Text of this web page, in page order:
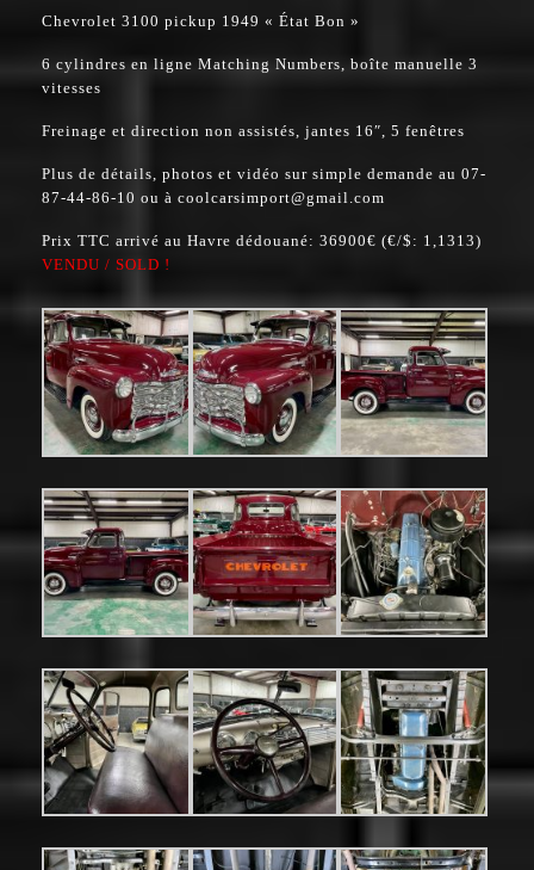
Chevrolet 3100 pickup 1949 « État Bon »
6 cylindres en ligne Matching Numbers, boîte manuelle 3
vitesses
Freinage et direction non assistés, jantes 16″, 5 fenêtres
Plus de détails, photos et vidéo sur simple demande au 07-
87-44-86-10 ou à coolcarsimport@gmail.com
Prix TTC arrivé au Havre dédouané: 36900€ (€/$: 1,1313)
VENDU / SOLD !